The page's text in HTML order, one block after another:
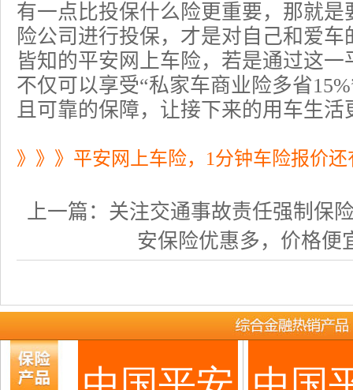
有一点比投保什么险更重要，那就
险公司进行投保，才是对自己和爱
皆知的平安网上车险，若是通过这
不仅可以享受“私家车商业险多省
且可靠的保障，让接下来的用车生活
》》》平安网上车险，1分钟车险报价
上一篇： 关注交通事故责任强制保
安保险优惠多，价格便